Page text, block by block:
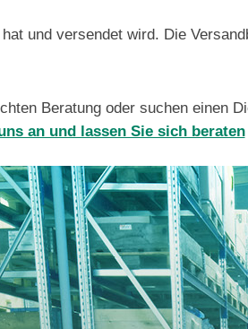
und versendet wird. Die
Beratung oder suchen einen
an und lassen Sie sich beraten